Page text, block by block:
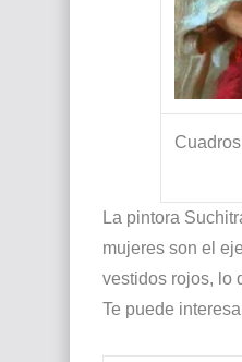
La pintora
mujeres son el
vestidos rojos, lo
Te puede